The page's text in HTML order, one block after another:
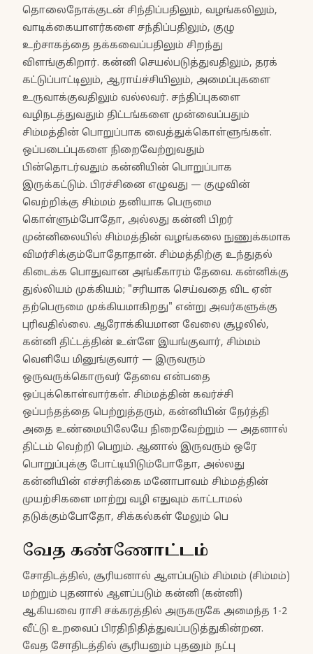
தொலைநோக்குடன் சிந்திப்பதிலும், வழங்கலிலும்,
வாடிக்கையாளர்களை சந்திப்பதிலும், குழு
உற்சாகத்தை தக்கவைப்பதிலும் சிறந்து
விளங்குகிறார். கன்னி செயல்படுத்துவதிலும், தரக்
கட்டுப்பாட்டிலும், ஆராய்ச்சியிலும், அமைப்புகளை
உருவாக்குவதிலும் வல்லவர். சந்திப்புகளை
வழிநடத்துவதும் திட்டங்களை முன்வைப்பதும்
சிம்மத்தின் பொறுப்பாக வைத்துக்கொள்ளுங்கள்.
ஒப்படைப்புகளை நிறைவேற்றுவதும்
பின்தொடர்வதும் கன்னியின் பொறுப்பாக
இருக்கட்டும். பிரச்சினை எழுவது — குழுவின்
வெற்றிக்கு சிம்மம் தனியாக பெருமை
கொள்ளும்போதோ, அல்லது கன்னி பிறர்
முன்னிலையில் சிம்மத்தின் வழங்கலை நுணுக்கமாக
விமர்சிக்கும்போதோதான். சிம்மத்திற்கு உந்துதல்
கிடைக்க பொதுவான அங்கீகாரம் தேவை. கன்னிக்கு
துல்லியம் முக்கியம்; "சரியாக செய்வதை விட ஏன்
தற்பெருமை முக்கியமாகிறது" என்று அவர்களுக்கு
புரிவதில்லை. ஆரோக்கியமான வேலை சூழலில்,
கன்னி திட்டத்தின் உள்ளே இயங்குவார், சிம்மம்
வெளியே மினுங்குவார் — இருவரும்
ஒருவருக்கொருவர் தேவை என்பதை
ஒப்புக்கொள்வார்கள். சிம்மத்தின் கவர்ச்சி
ஒப்பந்தத்தை பெற்றுத்தரும், கன்னியின் நேர்த்தி
அதை உண்மையிலேயே நிறைவேற்றும் — அதனால்
திட்டம் வெற்றி பெறும். ஆனால் இருவரும் ஒரே
பொறுப்புக்கு போட்டியிடும்போதோ, அல்லது
கன்னியின் எச்சரிக்கை மனோபாவம் சிம்மத்தின்
முயற்சிகளை மாற்று வழி எதுவும் காட்டாமல்
தடுக்கும்போதோ, சிக்கல்கள் மேலும் பெ
வேத கண்ணோட்டம்
சோதிடத்தில், சூரியனால் ஆளப்படும் சிம்மம் (சிம்மம்)
மற்றும் புதனால் ஆளப்படும் கன்னி (கன்னி)
ஆகியவை ராசி சக்கரத்தில் அருகருகே அமைந்த 1-2
வீட்டு உறவைப் பிரதிநிதித்துவப்படுத்துகின்றன.
வேத சோதிடத்தில் சூரியனும் புதனும் நட்பு